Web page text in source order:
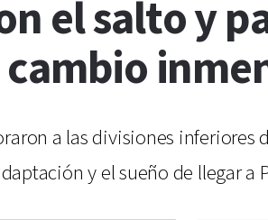
el salto y
a las divisiones inferiores
y el sueño de llegar a